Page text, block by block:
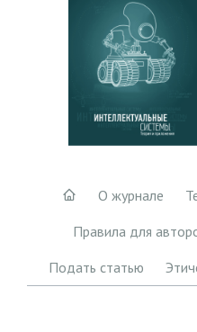
О журнале
Правила для
Подать статью